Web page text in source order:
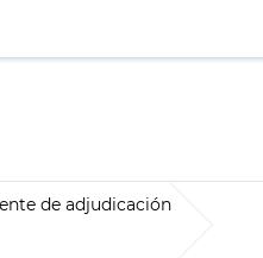
de adjudicación